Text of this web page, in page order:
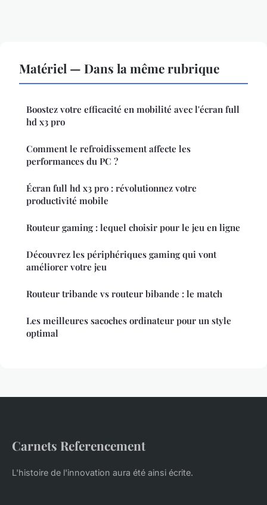
Matériel — Dans la même rubrique
Boostez votre efficacité en mobilité avec l'écran full
hd x3 pro
Comment le refroidissement affecte les
performances du PC ?
Écran full hd x3 pro : révolutionnez votre
productivité mobile
Routeur gaming : lequel choisir pour le jeu en ligne
Découvrez les périphériques gaming qui vont
améliorer votre jeu
Routeur tribande vs routeur bibande : le match
Les meilleures sacoches ordinateur pour un style
optimal
Carnets Referencement
L'histoire de l'innovation aura été ainsi écrite.